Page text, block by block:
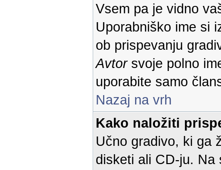
Vsem pa je vidno
Uporabniško ime si
ob prispevanju
Avtorsvoje polno
uporabite samo
Nazaj na vrh
Kako naložiti
Učno gradivo, ki ga
disketi ali CD-ju.